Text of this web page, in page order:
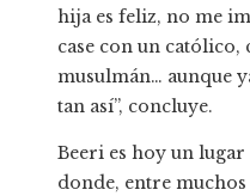
hija es feliz, no me
case con un católico,
musulmán… aunque
tan así”, concluye.
Beeri es hoy un
donde, entre